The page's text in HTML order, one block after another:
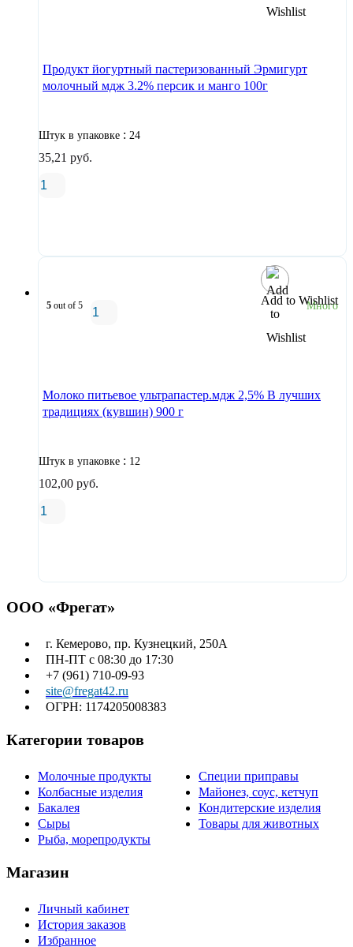
Продукт йогуртный пастеризованный Эрмигурт
молочный мдж 3.2% персик и манго 100г
Штук в упаковке : 24
35,21 руб.
Add to Wishlist
5 out of 5 Много
Молоко питьевое ультрапастер.мдж 2,5% В лучших
традициях (кувшин) 900 г
Штук в упаковке : 12
102,00 руб.
ООО «Фрегат»
г. Кемерово, пр. Кузнецкий, 250А
ПН-ПТ с 08:30 до 17:30
+7 (961) 710-09-93
site@fregat42.ru
ОГРН: 1174205008383
Категории товаров
Молочные продукты
Колбасные изделия
Бакалея
Сыры
Рыба, морепродукты
Специи приправы
Майонез, соус, кетчуп
Кондитерские изделия
Товары для животных
Магазин
Личный кабинет
История заказов
Избранное